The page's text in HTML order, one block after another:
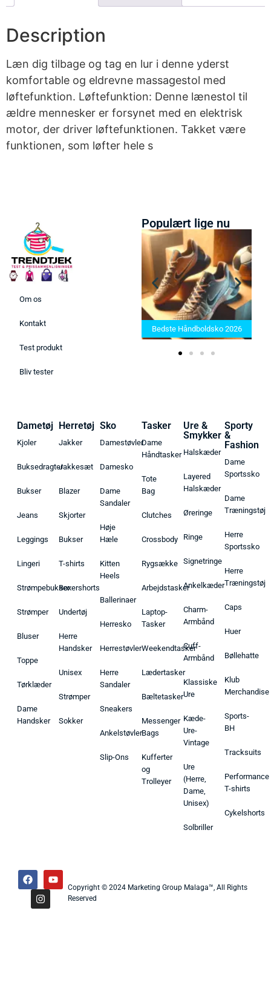
Description
Læn dig tilbage og tag en lur i denne yderst
komfortable og eldrevne massagestol med
løftefunktion. Løftefunktion: Denne lænestol til
ældre mennesker er forsynet med en elektrisk
motor, der driver løftefunktionen. Takket være
funktionen, som løfter hele s
Om os
Kontakt
Test produkt
Bliv tester
Populært lige nu
Bedste Saunatæppe 2025 –
Find de bedste produkter her!
Bedste Håndboldsko 2026
Dametøj
Kjoler
Buksedragter
Bukser
Jeans
Leggings
Lingeri
Strømpebukser
Strømper
Bluser
Toppe
Tørklæder
Dame
Handsker
Herretøj
Jakker
Jakkesæt
Blazer
Skjorter
Bukser
T-shirts
Boxershorts
Undertøj
Herre
Handsker
Unisex
Strømper
Sokker
Sko
Damestøvler
Damesko
Dame
Sandaler
Høje
Hæle
Kitten
Heels
Ballerinaer
Herresko
Herrestøvler
Herre
Sandaler
Sneakers
Ankelstøvler
Slip-Ons
Tasker
Dame
Håndtasker
Tote
Bag
Clutches
Crossbody
Rygsække
Arbejdstasker
Laptop-
Tasker
Weekendtasker
Lædertasker
Bæltetasker
Messenger
Bags
Kufferter
og
Trolleyer
Ure &
Smykker
Halskæder
Layered
Halskæder
Øreringe
Ringe
Signetringe
Ankelkæder
Charm-
Armbånd
Cuff-
Armbånd
Klassiske
Ure
Kæde-
Ure-
Vintage
Ure
(Herre,
Dame,
Unisex)
Solbriller
Sporty
&
Fashion
Dame
Sportssko
Dame
Træningstøj
Herre
Sportssko
Herre
Træningstøj
Caps
Huer
Bøllehatte
Klub
Merchandise
Sports-
BH
Tracksuits
Performance
T-shirts
Cykelshorts
Copyright © 2024 Marketing Group Malaga™, All Rights
Reserved